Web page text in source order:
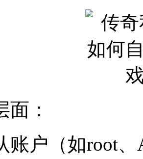
面：
账户（如root